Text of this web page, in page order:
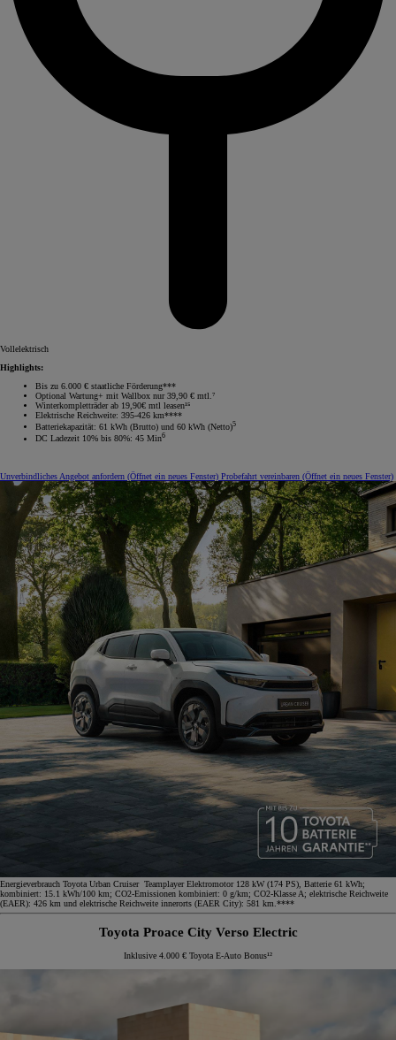
Vollelektrisch
Highlights:
Bis zu 6.000 € staatliche Förderung***
Optional Wartung+ mit Wallbox nur 39,90 € mtl.⁷
Winterkompletträder ab 19,90€ mtl leasen¹⁵
Elektrische Reichweite: 395-426 km****
Batteriekapazität: 61 kWh (Brutto) und 60 kWh (Netto)5
DC Ladezeit 10% bis 80%: 45 Min6
Unverbindliches Angebot anfordern (Öffnet ein neues Fenster) Probefahrt vereinbaren (Öffnet ein neues Fenster)
Energieverbrauch Toyota Urban Cruiser Teamplayer Elektromotor 128 kW (174 PS), Batterie 61 kWh;
kombiniert: 15.1 kWh/100 km; CO2-Emissionen kombiniert: 0 g/km; CO2-Klasse A; elektrische Reichweite
(EAER): 426 km und elektrische Reichweite innerorts (EAER City): 581 km.****
Toyota Proace City Verso Electric
Inklusive 4.000 € Toyota E-Auto Bonus¹²